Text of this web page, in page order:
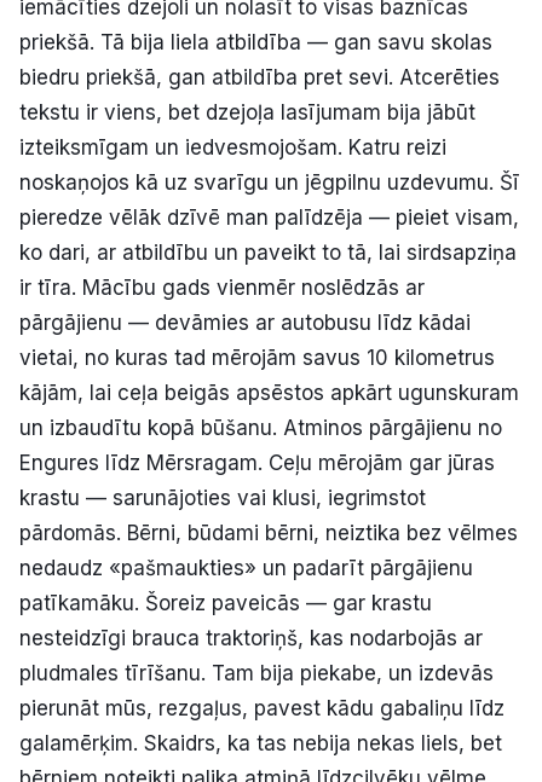
iemācīties dzejoli un nolasīt to visas baznīcas
priekšā. Tā bija liela atbildība — gan savu skolas
biedru priekšā, gan atbildība pret sevi. Atcerēties
tekstu ir viens, bet dzejoļa lasījumam bija jābūt
izteiksmīgam un iedvesmojošam. Katru reizi
noskaņojos kā uz svarīgu un jēgpilnu uzdevumu. Šī
pieredze vēlāk dzīvē man palīdzēja — pieiet visam,
ko dari, ar atbildību un paveikt to tā, lai sirdsapziņa
ir tīra. Mācību gads vienmēr noslēdzās ar
pārgājienu — devāmies ar autobusu līdz kādai
vietai, no kuras tad mērojām savus 10 kilometrus
kājām, lai ceļa beigās apsēstos apkārt ugunskuram
un izbaudītu kopā būšanu. Atminos pārgājienu no
Engures līdz Mērsragam. Ceļu mērojām gar jūras
krastu — sarunājoties vai klusi, iegrimstot
pārdomās. Bērni, būdami bērni, neiztika bez vēlmes
nedaudz «pašmaukties» un padarīt pārgājienu
patīkamāku. Šoreiz paveicās — gar krastu
nesteidzīgi brauca traktoriņš, kas nodarbojās ar
pludmales tīrīšanu. Tam bija piekabe, un izdevās
pierunāt mūs, rezgaļus, pavest kādu gabaliņu līdz
galamērķim. Skaidrs, ka tas nebija nekas liels, bet